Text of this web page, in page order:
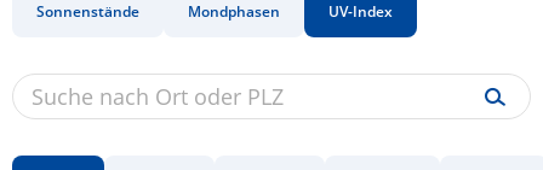
Sonnenstände Mondphasen UV-Index